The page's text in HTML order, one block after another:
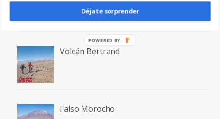
Volcán Bertrand
Falso Morocho
Déjate sorprender
POWERED BY